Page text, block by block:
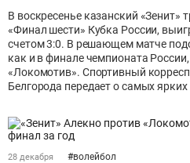
В воскресенье казанский «Зенит»
«Финал шести» Кубка России,
счетом 3:0. В решающем матче
как и в финале чемпионата
«Локомотив». Спортивный
Белгорода передает о самых
28 декабря #волейбол